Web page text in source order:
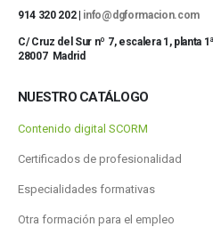
914 320 202 | info@dgformacion.com
C/ Cruz del Sur nº 7, escalera 1, planta
28007 Madrid
NUESTRO CATÁLOGO
Contenido digital SCORM
Certificados de profesionalidad
Especialidades formativas
Otra formación para el empleo